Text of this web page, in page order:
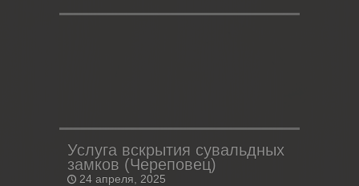
Услуга вскрытия сувальдных
замков (Череповец)
24 апреля, 2025